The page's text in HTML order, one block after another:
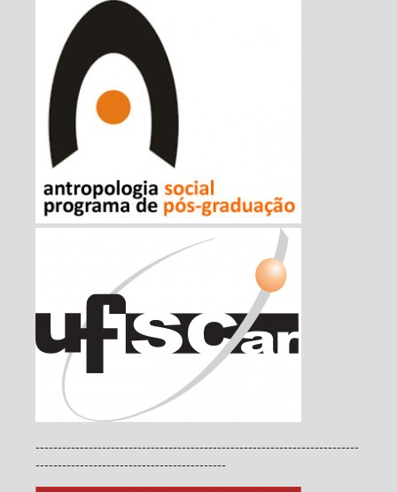
-------------------------------------------------------------------------
-------------------------------------------